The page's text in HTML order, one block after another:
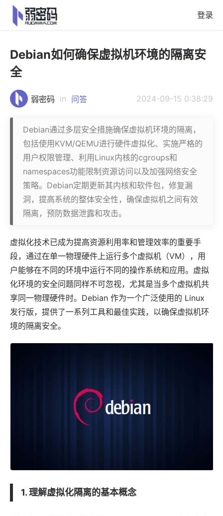
登录
Debian如何确保虚拟机环境的隔离安
全
弱密码 in 问答 2024-09-15 0:38:29
Debian通过多层安全措施确保虚拟机环境的隔离，
包括使用KVM/QEMU进行硬件虚拟化、实施严格的
用户权限管理、利用Linux内核的cgroups和
namespaces功能限制资源访问以及加强网络安全
策略。Debian定期更新其内核和软件包，修复漏
洞，提高系统的整体安全性，确保虚拟机之间有效
隔离，预防数据泄露和攻击。
虚拟化技术已成为提高资源利用率和管理效率的重要手
段，通过在单一物理硬件上运行多个虚拟机（VM），用
户能够在不同的环境中运行不同的操作系统和应用。虚拟
化环境的安全问题同样不可忽视，尤其是当多个虚拟机共
享同一物理硬件时。 Debian 作为一个广泛使用的 Linux
发行版，提供了一系列工具和最佳实践，以确保虚拟机环
境的隔离安全。
1. 理解虚拟化隔离的基本概念